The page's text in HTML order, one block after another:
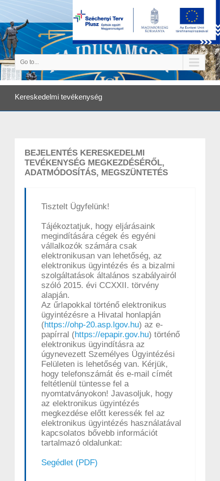
Go to...
Kereskedelmi tevékenység
BEJELENTÉS KERESKEDELMI
TEVÉKENYSÉG MEGKEZDÉSÉRŐL,
ADATMÓDOSÍTÁS, MEGSZÜNTETÉS
Tisztelt Ügyfelünk!
Tájékoztatjuk, hogy eljárásaink
megindítására cégek és egyéni
vállalkozók számára csak
elektronikusan van lehetőség, az
elektronikus ügyintézés és a bizalmi
szolgáltatások általános szabályairól
szóló 2015. évi CCXXII. törvény
alapján.
Az űrlapokkal történő elektronikus
ügyintézésre a Hivatal honlapján
(https://ohp-20.asp.lgov.hu) az e-
papírral (https://epapir.gov.hu) történő
elektronikus ügyindításra az
úgynevezett Személyes Ügyintézési
Felületen is lehetőség van. Kérjük,
hogy telefonszámát és e-mail címét
feltétlenül tüntesse fel a
nyomtatványokon! Javasoljuk, hogy
az elektronikus ügyintézés
megkezdése előtt keressék fel az
elektronikus ügyintézés használatával
kapcsolatos bővebb információt
tartalmazó oldalunkat:
Segédlet (PDF)